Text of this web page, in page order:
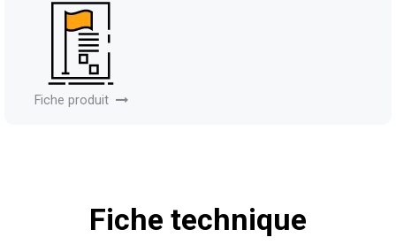
Fiche produit
Fiche technique